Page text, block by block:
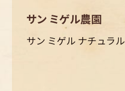
サン ミゲル農園
サン ミゲル ナチュラル